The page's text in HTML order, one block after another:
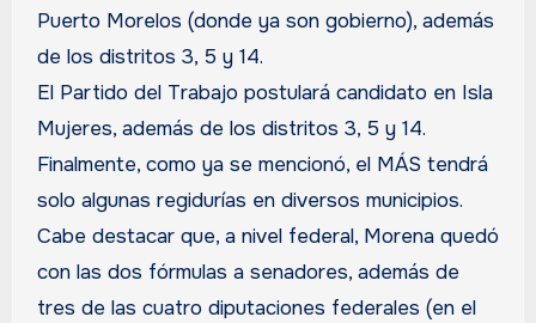
Puerto Morelos (donde ya son gobierno), además
de los distritos 3, 5 y 14.
El Partido del Trabajo postulará candidato en Isla
Mujeres, además de los distritos 3, 5 y 14.
Finalmente, como ya se mencionó, el MÁS tendrá
solo algunas regidurías en diversos municipios.
Cabe destacar que, a nivel federal, Morena quedó
con las dos fórmulas a senadores, además de
tres de las cuatro diputaciones federales (en el